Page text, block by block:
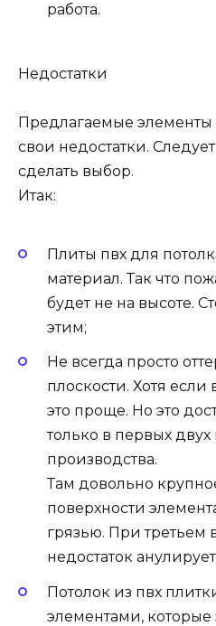
работа.
Недостатки
Предлагаемые
свои недостатки.
сделать выбор.
Итак:
Плиты пвх для
материал. Так что
будет не на высоте.
этим;
Не всегда просто
плоскости. Хотя если
это проще. Но это
только в первых двух
производства.
Там довольно
поверхности
грязью. При третьем
недостаток
Потолок из пвх
элементами,